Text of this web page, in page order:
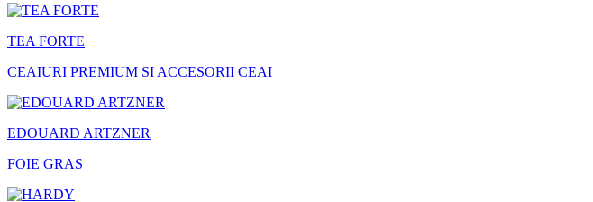
TEA FORTE
CEAIURI PREMIUM SI ACCESORII CEAI
EDOUARD ARTZNER
FOIE GRAS